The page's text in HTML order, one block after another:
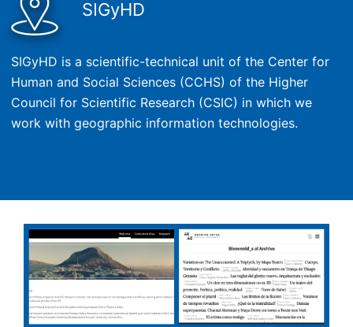
SIGyHD
SIGyHD is a scientific-technical unit of the Center for
Human and Social Sciences (CCHS) of the Higher
Council for Scientific Research (CSIC) in which we
work with geographic information technologies.